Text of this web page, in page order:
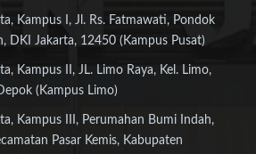
Kampus I, Jl. Rs. Fatmawati, Pondok
DKI Jakarta, 12450 (Kampus Pusat)
Kampus II, JL. Limo Raya, Kel. Limo,
(Kampus Limo)
Kampus III, Perumahan Bumi Indah,
Pasar Kemis, Kabupaten